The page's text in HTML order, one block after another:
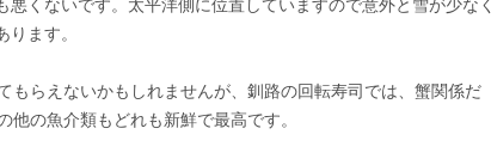
くないです。太平洋側に位置していますので意外と雪が少なく
ます。
もらえないかもしれませんが、釧路の回転寿司では、蟹関係だ
の魚介類もどれも新鮮で最高です。